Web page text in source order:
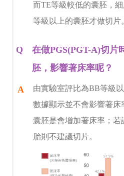
而TE等級較低的囊胚，
等級以上的囊胚才做切片
在做PGS(PGT-A)切片
胚，影響著床率呢？
由實驗室評比為BB等級
數據顯示並不會影響著床
囊胚是會增加著床率；
胎則不建議切片。